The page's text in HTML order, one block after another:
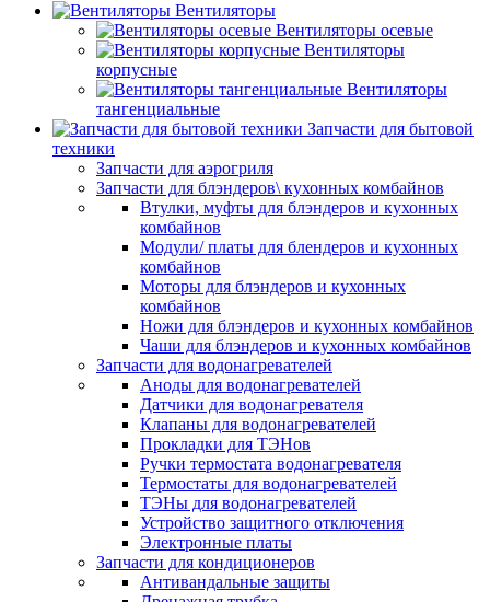
Вентиляторы
Вентиляторы осевые
Вентиляторы
корпусные
Вентиляторы
тангенциальные
Запчасти для бытовой
техники
Запчасти для аэрогриля
Запчасти для блэндеров\ кухонных комбайнов
Втулки, муфты для блэндеров и кухонных
комбайнов
Модули/ платы для блендеров и кухонных
комбайнов
Моторы для блэндеров и кухонных
комбайнов
Ножи для блэндеров и кухонных комбайнов
Чаши для блэндеров и кухонных комбайнов
Запчасти для водонагревателей
Аноды для водонагревателей
Датчики для водонагревателя
Клапаны для водонагревателей
Прокладки для ТЭНов
Ручки термостата водонагревателя
Термостаты для водонагревателей
ТЭНы для водонагревателей
Устройство защитного отключения
Электронные платы
Запчасти для кондиционеров
Антивандальные защиты